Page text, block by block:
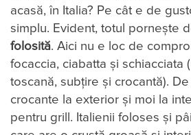
acasă, în Italia? Pe cât e de
simplu. Evident, totul pornește
folosită. Aici nu e loc de
focaccia, ciabatta și schiacciata
toscană, subțire și crocantă).
crocante la exterior și moi la
pentru grill. Italienii foloses și